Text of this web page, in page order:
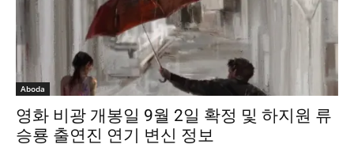
Aboda
영화 비광 개봉일 9월 2일 확정 및 하지원 류
승룡 출연진 연기 변신 정보